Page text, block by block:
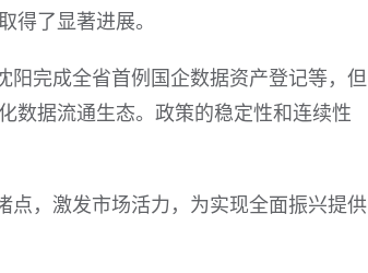
得了显著进展。
完成全省首例国企数据资产登记等，但
数据流通生态。政策的稳定性和连续性
，激发市场活力，为实现全面振兴提供